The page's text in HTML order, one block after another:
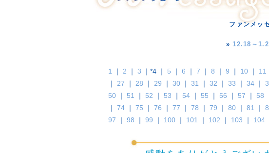
ファンメッ
»12.18～
1 ｜ 2 ｜ 3 ｜*4 ｜ 5 ｜ 6 ｜ 7 ｜ 8 ｜ 9 ｜ 10 ｜ 11
｜ 27 ｜ 28 ｜ 29 ｜ 30 ｜ 31 ｜ 32 ｜ 33 ｜ 34 ｜
50 ｜ 51 ｜ 52 ｜ 53 ｜ 54 ｜ 55 ｜ 56 ｜ 57 ｜ 58
｜ 74 ｜ 75 ｜ 76 ｜ 77 ｜ 78 ｜ 79 ｜ 80 ｜ 81 ｜
97 ｜ 98 ｜ 99 ｜ 100 ｜ 101 ｜ 102 ｜ 103 ｜ 104